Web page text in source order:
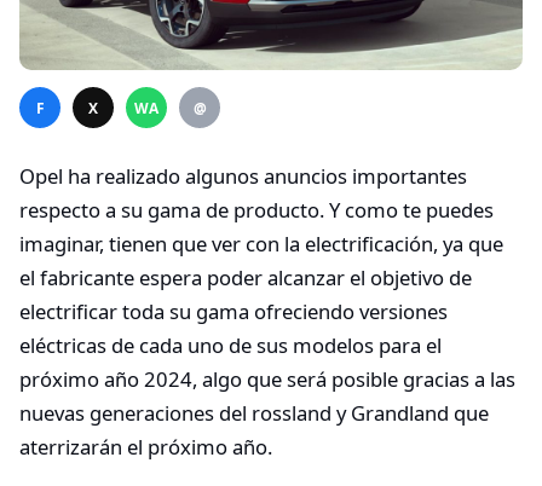
F X WA @
Opel ha realizado algunos anuncios importantes
respecto a su gama de producto. Y como te puedes
imaginar, tienen que ver con la electrificación, ya que
el fabricante espera poder alcanzar el objetivo de
electrificar toda su gama ofreciendo versiones
eléctricas de cada uno de sus modelos para el
próximo año 2024, algo que será posible gracias a las
nuevas generaciones del rossland y Grandland que
aterrizarán el próximo año.